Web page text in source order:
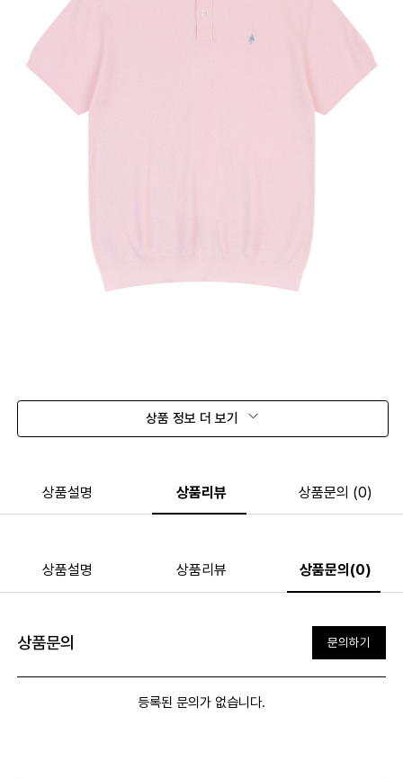
상품 정보 더 보기
상품설명 상품리뷰 상품문의 (0)
상품설명 상품리뷰 상품문의(0)
상품문의 문의하기
등록된 문의가 없습니다.